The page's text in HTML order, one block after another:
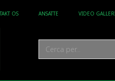
OS ANSATTE VIDEO